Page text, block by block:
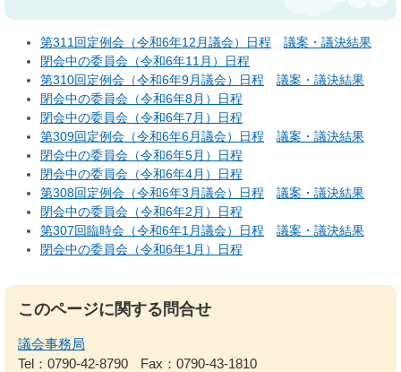
第311回定例会（令和6年12月議会）日程
議案・議決結果
閉会中の委員会（令和6年11月）日程
第310回定例会（令和6年9月議会）日程
議案・議決結果
閉会中の委員会（令和6年8月）日程
閉会中の委員会（令和6年7月）日程
第309回定例会（令和6年6月議会）日程
議案・議決結果
閉会中の委員会（令和6年5月）日程
閉会中の委員会（令和6年4月）日程
第308回定例会（令和6年3月議会）日程
議案・議決結果
閉会中の委員会（令和6年2月）日程
第307回臨時会（令和6年1月議会）日程
議案・議決結果
閉会中の委員会（令和6年1月）日程
このページに関する問合せ
議会事務局
Tel：0790-42-8790
Fax：0790-43-1810